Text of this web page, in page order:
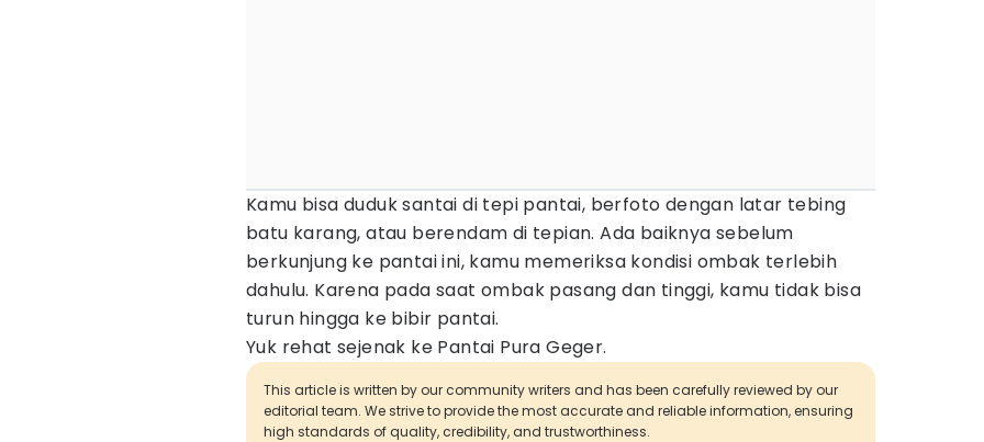
Kamu bisa duduk santai di tepi pantai, berfoto dengan latar tebing
batu karang, atau berendam di tepian. Ada baiknya sebelum
berkunjung ke pantai ini, kamu memeriksa kondisi ombak terlebih
dahulu. Karena pada saat ombak pasang dan tinggi, kamu tidak bisa
turun hingga ke bibir pantai.
Yuk rehat sejenak ke Pantai Pura Geger.
This article is written by our community writers and has been carefully reviewed by our
editorial team. We strive to provide the most accurate and reliable information, ensuring
high standards of quality, credibility, and trustworthiness.